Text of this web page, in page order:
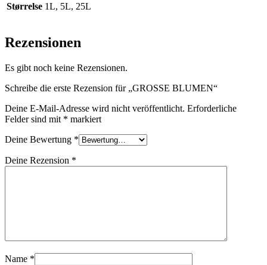
Størrelse 1L, 5L, 25L
Rezensionen
Es gibt noch keine Rezensionen.
Schreibe die erste Rezension für „GROSSE BLUMEN“
Deine E-Mail-Adresse wird nicht veröffentlicht. Erforderliche
Felder sind mit * markiert
Deine Bewertung *
Deine Rezension *
Name *